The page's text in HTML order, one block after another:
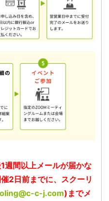
週間以上メールが届かな
2日前までに、スクーリ
c-j.com)までメ